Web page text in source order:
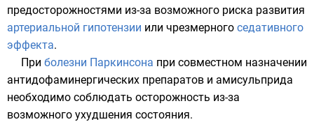
предосторожностями из-за возможного риска развития
артериальной гипотензии или чрезмерного седативного
эффекта.
При болезни Паркинсона при совместном назначении
антидофаминергических препаратов и амисульприда
необходимо соблюдать осторожность из-за
возможного ухудшения состояния.